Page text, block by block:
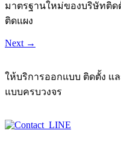
มาตรฐานใหม่ของบริษัทติด
ติดแผง
Next →
ให้บริการออกแบบ ติดตั้ง แ
แบบครบวงจร